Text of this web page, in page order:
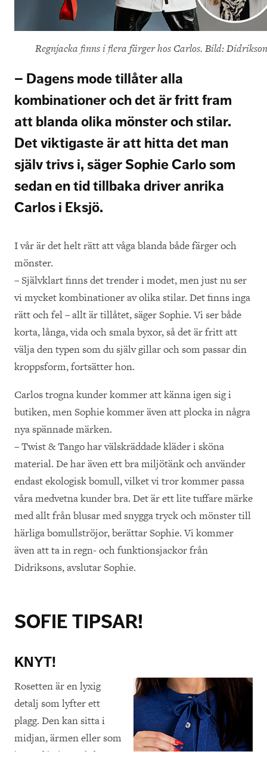
Regnjacka finns i flera färger hos Carlos. Bild:
– Dagens mode tillåter alla
kombinationer och det är fritt fram
att blanda olika mönster och stilar.
Det viktigaste är att hitta det man
själv trivs i, säger Sophie Carlo som
sedan en tid tillbaka driver anrika
Carlos i Eksjö.
I vår är det helt rätt att våga blanda både färger och
mönster.
– Självklart finns det trender i modet, men just nu ser
vi mycket kombinationer av olika stilar. Det finns inga
rätt och fel – allt är tillåtet, säger Sophie. Vi ser både
korta, långa, vida och smala byxor, så det är fritt att
välja den typen som du själv gillar och som passar din
kroppsform, fortsätter hon.
Carlos trogna kunder kommer att känna igen sig i
butiken, men Sophie kommer även att plocka in några
nya spännade märken.
– Twist & Tango har välskräddade kläder i sköna
material. De har även ett bra miljötänk och använder
endast ekologisk bomull, vilket vi tror kommer passa
våra medvetna kunder bra. Det är ett lite tuffare märke
med allt från blusar med snygga tryck och mönster till
härliga bomullströjor, berättar Sophie. Vi kommer
även att ta in regn- och funktionsjackor från
Didriksons, avslutar Sophie.
SOFIE TIPSAR!
KNYT!
Rosetten är en lyxig
detalj som lyfter ett
plagg. Den kan sitta i
midjan, ärmen eller som
här vid halsen på denna